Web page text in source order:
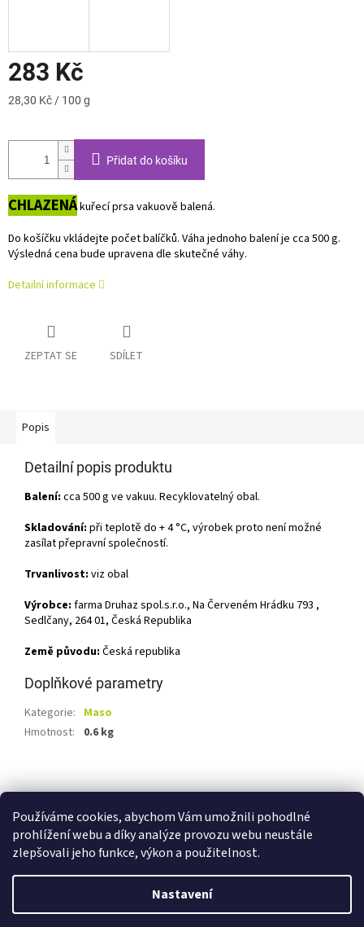
Používáme cookies, abychom Vám umožnili pohodlné
prohlížení webu a díky analýze provozu webu neustále
zlepšovali jeho funkce, výkon a použitelnost.
Nastavení
283 Kč
Měrná
28,30 Kč / 100 g
Přidat do košíku
CHLAZENÁkuřecí prsa vakuově balená.
Do košíčku vkládejte počet balíčků. Váha jednoho balení je cca 500 g.
Výsledná cena bude upravena dle skutečné váhy.
Detailní informace
ZEPTAT SE SDÍLET
Popis
Detailní popis produktu
Balení: cca 500 g ve vakuu. Recyklovatelný obal.
Skladování: při teplotě do + 4 °C, výrobek proto není možné
zasílat přepravní společností.
Trvanlivost: viz obal
Výrobce: farma Druhaz spol.s.r.o., Na Červeném Hrádku 793 ,
Sedlčany, 264 01, Česká Republika
Země původu: Česká republika
Doplňkové parametry
Kategorie: Maso
Hmotnost: 0.6 kg
á